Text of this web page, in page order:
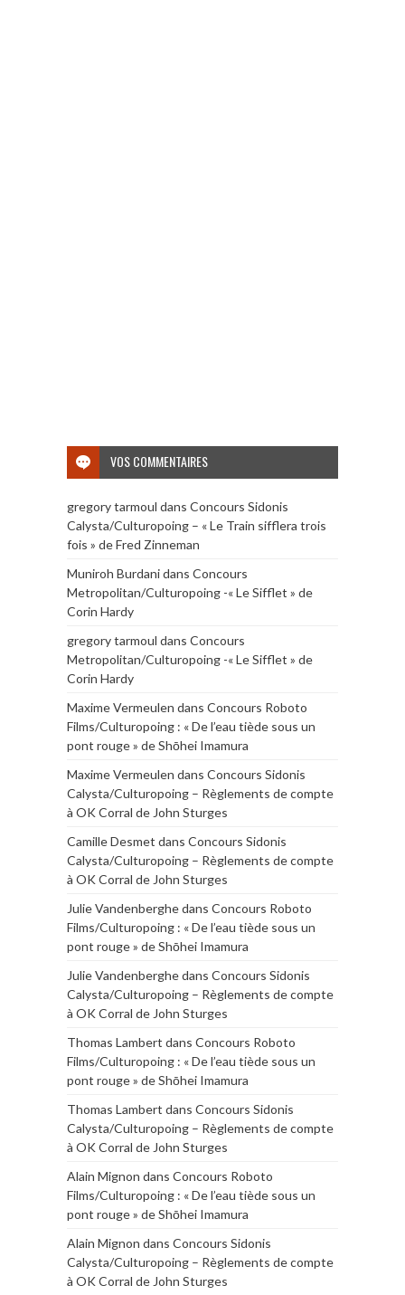
VOS COMMENTAIRES
gregory tarmoul dans Concours Sidonis
Calysta/Culturopoing – « Le Train sifflera trois
fois » de Fred Zinneman
Muniroh Burdanidans Concours
Metropolitan/Culturopoing -« Le Sifflet » de
Corin Hardy
gregory tarmoul dans Concours
Metropolitan/Culturopoing -« Le Sifflet » de
Corin Hardy
Maxime Vermeulen dans Concours Roboto
Films/Culturopoing : « De l’eau tiède sous un
pont rouge » de Shōhei Imamura
Maxime Vermeulen dans Concours Sidonis
Calysta/Culturopoing – Règlements de compte
à OK Corral de John Sturges
Camille Desmet dans Concours Sidonis
Calysta/Culturopoing – Règlements de compte
à OK Corral de John Sturges
Julie Vandenberghedans Concours Roboto
Films/Culturopoing : « De l’eau tiède sous un
pont rouge » de Shōhei Imamura
Julie Vandenberghedans Concours Sidonis
Calysta/Culturopoing – Règlements de compte
à OK Corral de John Sturges
Thomas Lambert dans Concours Roboto
Films/Culturopoing : « De l’eau tiède sous un
pont rouge » de Shōhei Imamura
Thomas Lambert dans Concours Sidonis
Calysta/Culturopoing – Règlements de compte
à OK Corral de John Sturges
Alain Mignon dans Concours Roboto
Films/Culturopoing : « De l’eau tiède sous un
pont rouge » de Shōhei Imamura
Alain Mignon dans Concours Sidonis
Calysta/Culturopoing – Règlements de compte
à OK Corral de John Sturges